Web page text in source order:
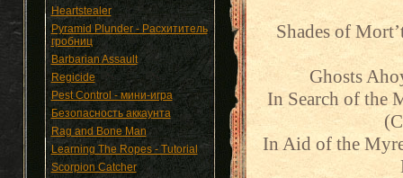
Heartstealer
Pyramid Plunder - Расхититель
гробниц
Barbarian Assault
Regicide
Pest Control - мини-игра
Безопасность аккаунта
Rag and Bone Man
Learning The Ropes - Tutorial
Scorpion Catcher
Shades of
Ghosts
In Search of the
In Aid of the